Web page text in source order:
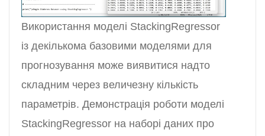
Використання моделі StackingRegressor
із декількома базовими моделями для
прогнозування може виявитися надто
складним через величезну кількість
параметрів. Демонстрація роботи моделі
StackingRegressor на наборі даних про